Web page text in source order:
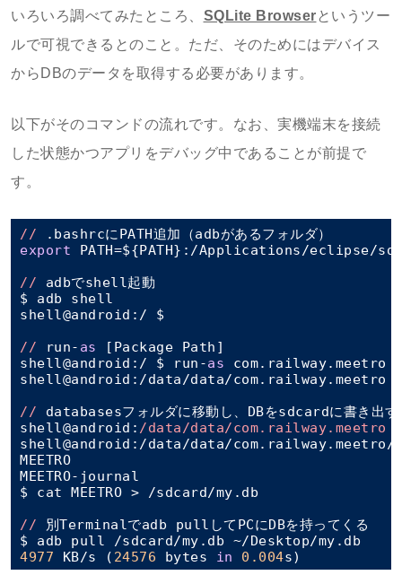
いろいろ調べてみたところ、 SQLite Browser というツー
ルで可視できるとのこと。ただ、そのためにはデバイス
からDBのデータを取得する必要があります。
以下がそのコマンドの流れです。なお、実機端末を接続
した状態かつアプリをデバッグ中であることが前提で
す。
//
export PATH=${PATH}:/Applications/eclipse/
// adbでshell起動
$ adb shell
shell@android:/ $
// run- as [Package Path]
shell@android:/ $ run-as com.railway.meetro
shell@android:/data/data/com.railway.meetro
// databasesフォルダに移動し、DBをsdcardに書き出す
shell@android: /data/data/com.railway.meetro
shell@android:/data/data/com.railway.meetro/
MEETRO
MEETRO-journal
$ cat MEETRO > /sdcard/my.db
// 別Terminalでadb pullしてPCにDBを持ってくる
4977 KB/s ( 24576 bytes in 0.004